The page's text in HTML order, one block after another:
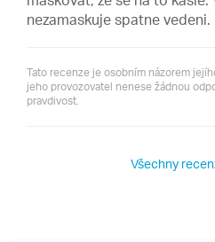
nezamaskuje spatne vedeni.
Tato recenze je osobním názorem
jeho provozovatel nenese žádnou
pravdivost.
Všechny